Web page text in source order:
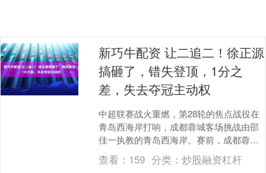
新巧牛配资 让二追二！徐正源
搞砸了，错失登顶，1分之
差，失去夺冠主动权
中超联赛战火重燃，第28轮的焦点战役在
青岛西海岸打响，成都蓉城客场挑战由邵
佳一执教的青岛西海岸。赛前，成都蓉城
以17胜7平3负的傲人战绩，位列积分榜前
茅，是本赛....
查看： 159 分类： 炒股融资杠杆